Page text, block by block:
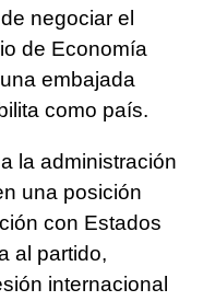
negociar el
de Economía
embajada
como país.
la administración
una posición
con Estados
al partido,
internacional